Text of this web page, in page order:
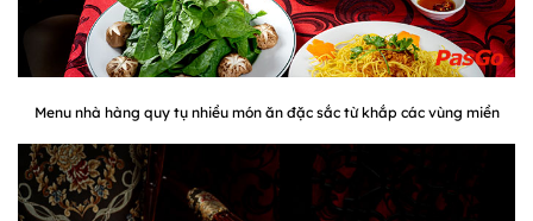
Menu nhà hàng quy tụ nhiều món ăn đặc sắc từ khắp các vùng miền